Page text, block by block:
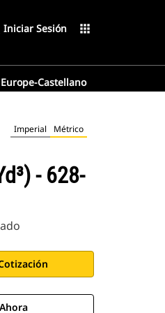
Iniciar Sesión apps
Europe-Castellano
Imperial Métrico
- 628-